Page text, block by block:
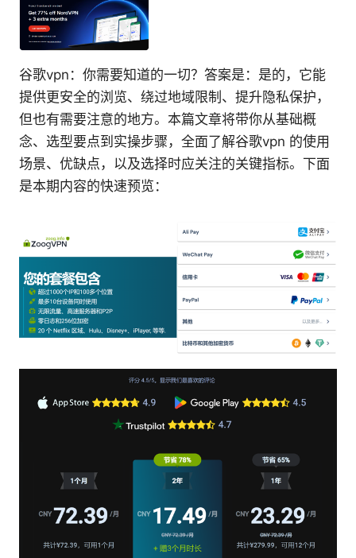
谷歌vpn：你需要知道的一切？答案是：是的，它能
提供更安全的浏览、绕过地域限制、提升隐私保护，
但也有需要注意的地方。本篇文章将带你从基础概
念、选型要点到实操步骤，全面了解谷歌vpn 的使用
场景、优缺点，以及选择时应关注的关键指标。下面
是本期内容的快速预览：